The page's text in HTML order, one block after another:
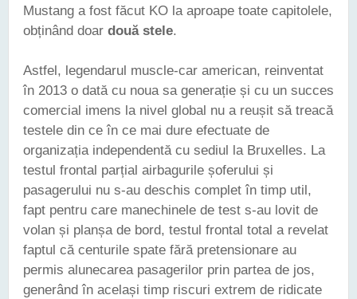
Mustang a fost făcut KO la aproape toate capitolele,
obținând doar două stele.
Astfel, legendarul muscle-car american, reinventat
în 2013 o dată cu noua sa generație și cu un succes
comercial imens la nivel global nu a reușit să treacă
testele din ce în ce mai dure efectuate de
organizația independentă cu sediul la Bruxelles. La
testul frontal parțial airbagurile șoferului și
pasagerului nu s-au deschis complet în timp util,
fapt pentru care manechinele de test s-au lovit de
volan și planșa de bord, testul frontal total a revelat
faptul că centurile spate fără pretensionare au
permis alunecarea pasagerilor prin partea de jos,
generând în același timp riscuri extrem de ridicate